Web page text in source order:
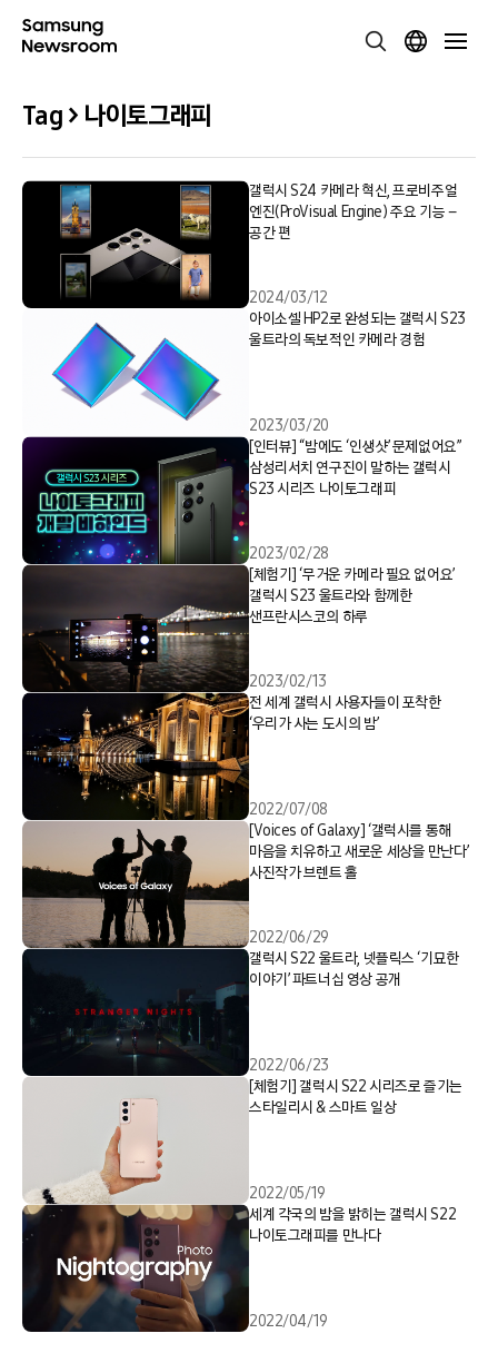
Tag > 나이토그래피
갤럭시 S24 카메라 혁신, 프로비주얼
엔진(ProVisual Engine) 주요 기능 –
공간 편
2024/03/12
아이소셀 HP2로 완성되는 갤럭시 S23
울트라의 독보적인 카메라 경험
2023/03/20
[인터뷰] “밤에도 ‘인생샷’ 문제없어요”
삼성리서치 연구진이 말하는 갤럭시
S23 시리즈 나이토그래피
2023/02/28
[체험기] ‘무거운 카메라 필요 없어요’
갤럭시 S23 울트라와 함께한
샌프란시스코의 하루
2023/02/13
전 세계 갤럭시 사용자들이 포착한
‘우리가 사는 도시의 밤’
2022/07/08
[Voices of Galaxy] ‘갤럭시를 통해
마음을 치유하고 새로운 세상을 만난다’
사진작가 브렌트 홀
2022/06/29
갤럭시 S22 울트라, 넷플릭스 ‘기묘한
이야기’ 파트너십 영상 공개
2022/06/23
[체험기] 갤럭시 S22 시리즈로 즐기는
스타일리시 & 스마트 일상
2022/05/19
세계 각국의 밤을 밝히는 갤럭시 S22
나이토그래피를 만나다
2022/04/19